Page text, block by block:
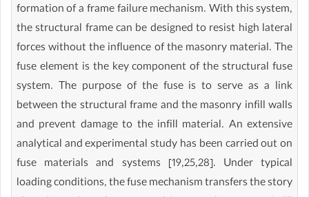
formation of a frame failure mechanism. With this system,
the structural frame can be designed to resist high lateral
forces without the influence of the masonry material. The
fuse element is the key component of the structural fuse
system. The purpose of the fuse is to serve as a link
between the structural frame and the masonry infill walls
and prevent damage to the infill material. An extensive
analytical and experimental study has been carried out on
fuse materials and systems [19,25,28]. Under typical
loading conditions, the fuse mechanism transfers the story